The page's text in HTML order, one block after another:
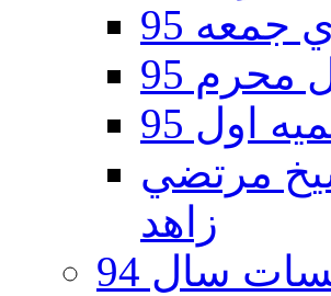
95
محرم 95
اول 95
حاج شيخ مرتضي
زاهد
سال 94